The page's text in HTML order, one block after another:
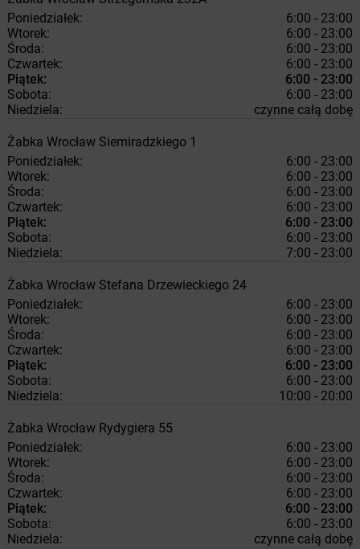
Poniedziałek:
6:00 - 23:00
Wtorek:
6:00 - 23:00
Środa:
6:00 - 23:00
Czwartek:
6:00 - 23:00
Piątek:
6:00 - 23:00
Sobota:
6:00 - 23:00
Niedziela:
czynne całą dobę
Żabka Wrocław Siemiradzkiego 1
Poniedziałek:
6:00 - 23:00
Wtorek:
6:00 - 23:00
Środa:
6:00 - 23:00
Czwartek:
6:00 - 23:00
Piątek:
6:00 - 23:00
Sobota:
6:00 - 23:00
Niedziela:
7:00 - 23:00
Żabka Wrocław Stefana Drzewieckiego 24
Poniedziałek:
6:00 - 23:00
Wtorek:
6:00 - 23:00
Środa:
6:00 - 23:00
Czwartek:
6:00 - 23:00
Piątek:
6:00 - 23:00
Sobota:
6:00 - 23:00
Niedziela:
10:00 - 20:00
Żabka Wrocław Rydygiera 55
Poniedziałek:
6:00 - 23:00
Wtorek:
6:00 - 23:00
Środa:
6:00 - 23:00
Czwartek:
6:00 - 23:00
Piątek:
6:00 - 23:00
Sobota:
6:00 - 23:00
Niedziela:
czynne całą dobę